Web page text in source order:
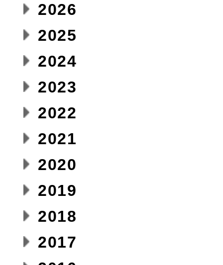
2026
2025
2024
2023
2022
2021
2020
2019
2018
2017